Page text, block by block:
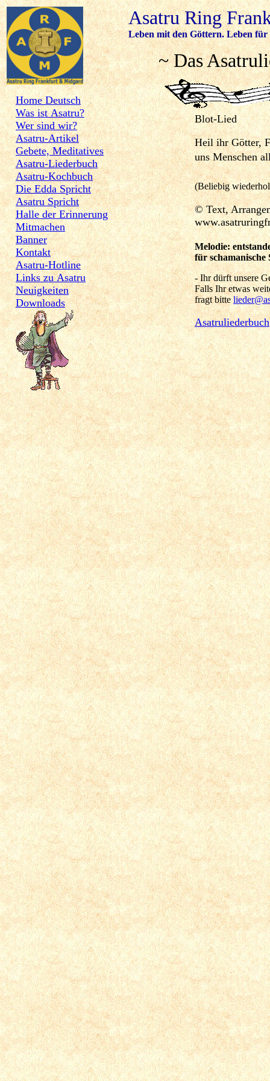
Home Deutsch
Was ist Asatru?
Wer sind wir?
Asatru-Artikel
Gebete, Meditatives
Asatru-Liederbuch
Asatru-Kochbuch
Die Edda Spricht
Asatru Spricht
Halle der Erinnerung
Mitmachen
Banner
Kontakt
Asatru-Hotline
Links zu Asatru
Neuigkeiten
Downloads
Asatru Ring
Leben mit den Göttern. Leben
~ Das
Blot-
Heil ihr Götter,
uns Menschen
(Beliebig
© Text,
Melodie:
für
- Ihr dürft unsere
Falls Ihr etwas
fragt bitte
Asatruliederbuch